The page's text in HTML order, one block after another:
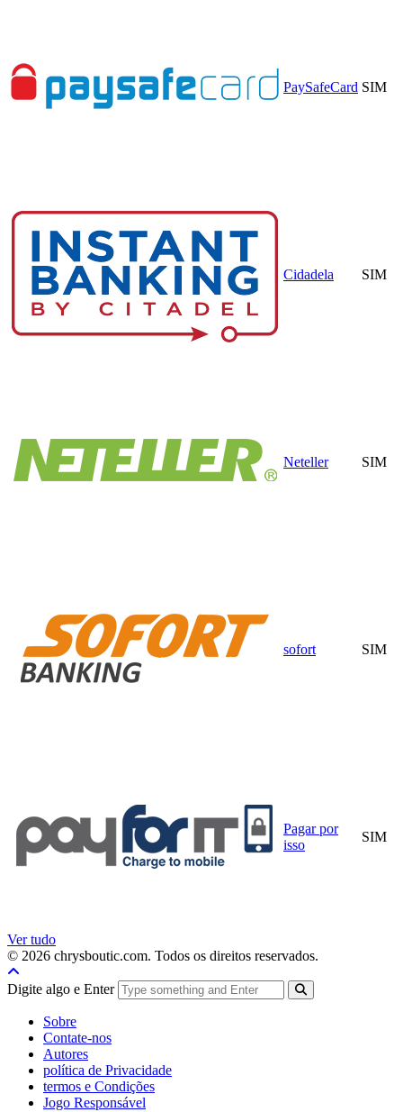
PaySafeCard SIM
Cidadela SIM
Neteller SIM
sofort SIM
Pagar por
isso
SIM
Ver tudo
© 2026 chrysboutic.com. Todos os direitos reservados.
Digite algo e Enter
Sobre
Contate-nos
Autores
política de Privacidade
termos e Condições
Jogo Responsável